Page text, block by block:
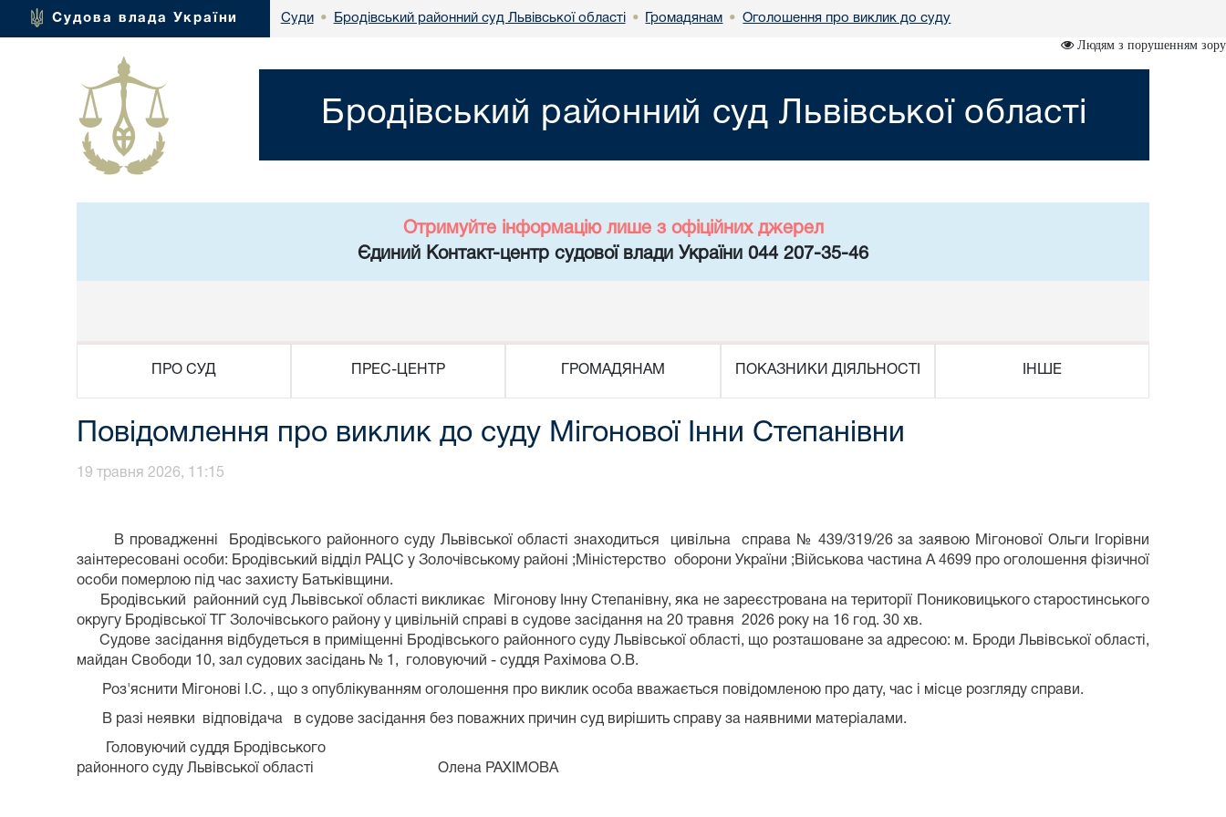
Судова влада України Суди • Бродівський районний суд Львівської області • Громадянам • Оголошення про виклик до суду
Людям з порушенням зору
Бродівський районний суд Львівської області
Отримуйте інформацію лише з офіційних джерел
Єдиний Контакт-центр судової влади України 044 207-35-46
ПРО СУД ПРЕС-ЦЕНТР ГРОМАДЯНАМ ПОКАЗНИКИ ДІЯЛЬНОСТІ ІНШЕ
Повідомлення про виклик до суду Мігонової Інни Степанівни
19 травня 2026, 11:15
В провадженні Бродівського районного суду Львівської області знаходиться цивільна справа № 439/319/26 за заявою Мігонової Ольги Ігорівни
заінтересовані особи: Бродівський відділ РАЦС у Золочівському районі ;Міністерство оборони України ;Військова частина А 4699 про оголошення фізичної
особи померлою під час захисту Батьківщини.
Бродівський районний суд Львівської області викликає Мігонову Інну Степанівну, яка не зареєстрована на території Пониковицького старостинського
округу Бродівської ТГ Золочівського району у цивільній справі в судове засідання на 20 травня 2026 року на 16 год. 30 хв.
Судове засідання відбудеться в приміщенні Бродівського районного суду Львівської області, що розташоване за адресою: м. Броди Львівської області,
майдан Свободи 10, зал судових засідань № 1, головуючий - суддя Рахімова О.В.
Роз'яснити Мігонові І.С. , що з опублікуванням оголошення про виклик особа вважається повідомленою про дату, час і місце розгляду справи.
В разі неявки відповідача в судове засідання без поважних причин суд вирішить справу за наявними матеріалами.
Головуючий суддя Бродівського
районного суду Львівської області Олена РАХІМОВА